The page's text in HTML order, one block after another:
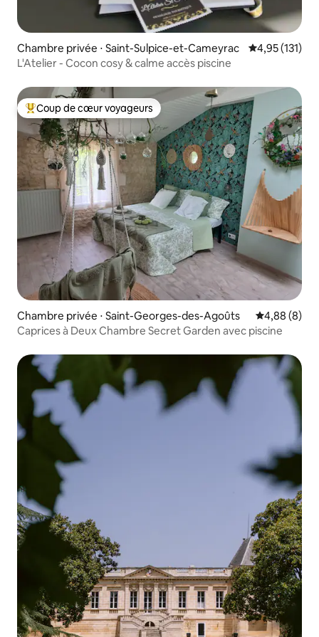
Chambre privée ⋅ Saint-Sulpice-et-Cameyrac Évaluation
4,95 (131)
L'Atelier - Cocon cosy & calme accès piscine
Coups de cœur voyageurs les plus appréciés
Coup de cœur voyageurs
Chambre privée ⋅ Saint-Georges-des-Agoûts Évaluation
4,88 (8)
Caprices à Deux Chambre Secret Garden avec piscine